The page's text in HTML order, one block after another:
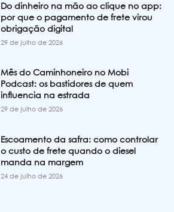
Do dinheiro na mão ao clique no app:
por que o pagamento de frete virou
obrigação digital
29 de julho de 2026
Mês do Caminhoneiro no Mobi
Podcast: os bastidores de quem
influencia na estrada
29 de julho de 2026
Escoamento da safra: como controlar
o custo de frete quando o diesel
manda na margem
24 de julho de 2026